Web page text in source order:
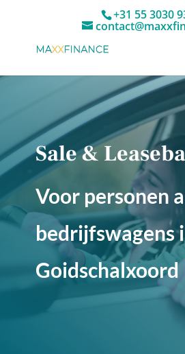
+31 55 3030
Sale &
Voor personen
bedrijfswagens
Goidschalxoord